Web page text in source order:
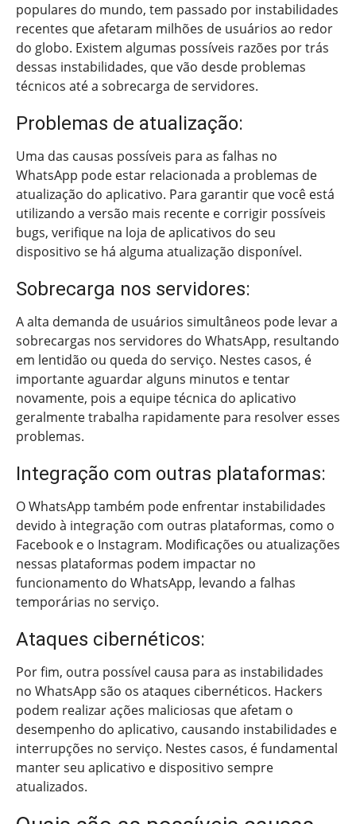
populares do mundo, tem passado por instabilidades
recentes que afetaram milhões de usuários ao redor
do globo. Existem algumas possíveis razões por trás
dessas instabilidades, que vão desde problemas
técnicos até a sobrecarga de servidores.
Problemas de atualização:
Uma das causas possíveis para as falhas no
WhatsApp pode estar relacionada a problemas de
atualização do aplicativo. Para garantir que você está
utilizando a versão mais recente e corrigir possíveis
bugs, verifique na loja de aplicativos do seu
dispositivo se há alguma atualização disponível.
Sobrecarga nos servidores:
A alta demanda de usuários simultâneos pode levar a
sobrecargas nos servidores do WhatsApp, resultando
em lentidão ou queda do serviço. Nestes casos, é
importante aguardar alguns minutos e tentar
novamente, pois a equipe técnica do aplicativo
geralmente trabalha rapidamente para resolver esses
problemas.
Integração com outras plataformas:
O WhatsApp também pode enfrentar instabilidades
devido à integração com outras plataformas, como o
Facebook e o Instagram. Modificações ou atualizações
nessas plataformas podem impactar no
funcionamento do WhatsApp, levando a falhas
temporárias no serviço.
Ataques cibernéticos:
Por fim, outra possível causa para as instabilidades
no WhatsApp são os ataques cibernéticos. Hackers
podem realizar ações maliciosas que afetam o
desempenho do aplicativo, causando instabilidades e
interrupções no serviço. Nestes casos, é fundamental
manter seu aplicativo e dispositivo sempre
atualizados.